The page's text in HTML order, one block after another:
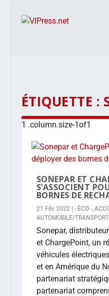
ÉTIQUETTE :
SONEPAR ET
S’ASSOCIENT
BORNES DE
21 Fév 2022| - ÉCO -,
AUTOMOBILE/
Sonepar,
et ChargePoint, un
véhicules
et en Amérique du
partenariat
partenariat